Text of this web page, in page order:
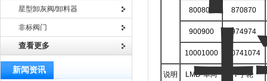
星型卸灰阀/卸料器
非标阀门
查看更多
新闻资讯
800800 870870
900900 974974
10001000 10741074
说明 LMD-单向 I-手轮